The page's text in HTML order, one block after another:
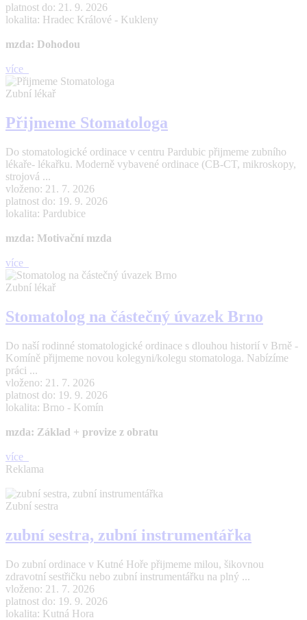
platnost do: 21. 9. 2026
lokalita: Hradec Králové - Kukleny
mzda: Dohodou
více
Zubní lékař
Přijmeme Stomatologa
Do stomatologické ordinace v centru Pardubic přijmeme zubního
lékaře- lékařku. Moderně vybavené ordinace (CB-CT, mikroskopy,
strojová ...
vloženo: 21. 7. 2026
platnost do: 19. 9. 2026
lokalita: Pardubice
mzda: Motivační mzda
více
Zubní lékař
Stomatolog na částečný úvazek Brno
Do naší rodinné stomatologické ordinace s dlouhou historií v Brně -
Komíně přijmeme novou kolegyni/kolegu stomatologa. Nabízíme
práci ...
vloženo: 21. 7. 2026
platnost do: 19. 9. 2026
lokalita: Brno - Komín
mzda: Základ + provize z obratu
více
Reklama
Zubní sestra
zubní sestra, zubní instrumentářka
Do zubní ordinace v Kutné Hoře přijmeme milou, šikovnou
zdravotní sestřičku nebo zubní instrumentářku na plný ...
vloženo: 21. 7. 2026
platnost do: 19. 9. 2026
lokalita: Kutná Hora